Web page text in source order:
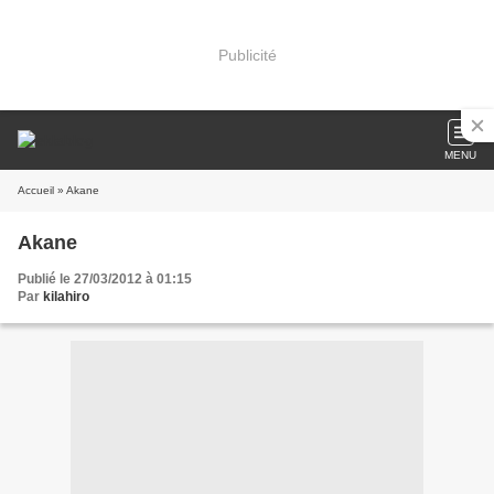
Publicité
MENU
Accueil » Akane
Akane
Publié le 27/03/2012 à 01:15
Par kilahiro